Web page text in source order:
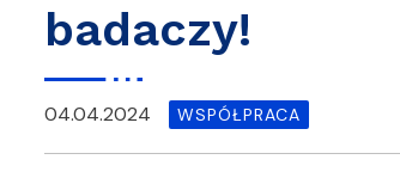
badaczy!
04.04.2024 WSPÓŁPRACA